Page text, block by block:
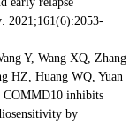
. 2021;161(6):2053-
Y, Wang XQ, Zhang
HZ, Huang WQ, Yuan
COMMD10 inhibits
by